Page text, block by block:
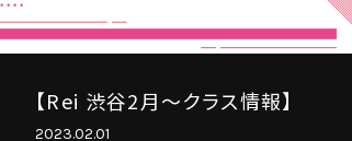
【Rei 渋谷2月～クラス情報】
2023.02.01